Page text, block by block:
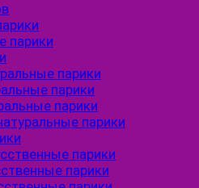
парики
парики
парики
парики
парики
парики
парики